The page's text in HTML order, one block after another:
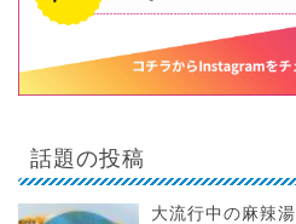
話題の投稿
大流行中の麻辣